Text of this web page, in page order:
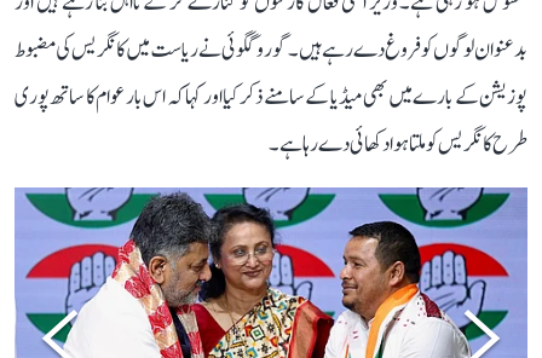
بدعنوان لوگوں کو فروغ دے رہے ہیں۔ گورو گگوئی نے ریاست میں کانگریس کی مضبوط
پوزیشن کے بارے میں بھی میڈیا کے سامنے ذکر کیا اور کہا کہ اس بار عوام کا ساتھ پوری
طرح کانگریس کو ملتا ہوا دکھائی دے رہا ہے۔